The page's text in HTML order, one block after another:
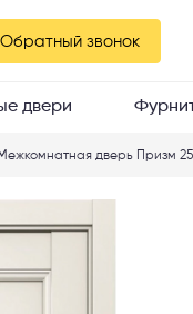
Обратный звонок
двери
дверь Призм